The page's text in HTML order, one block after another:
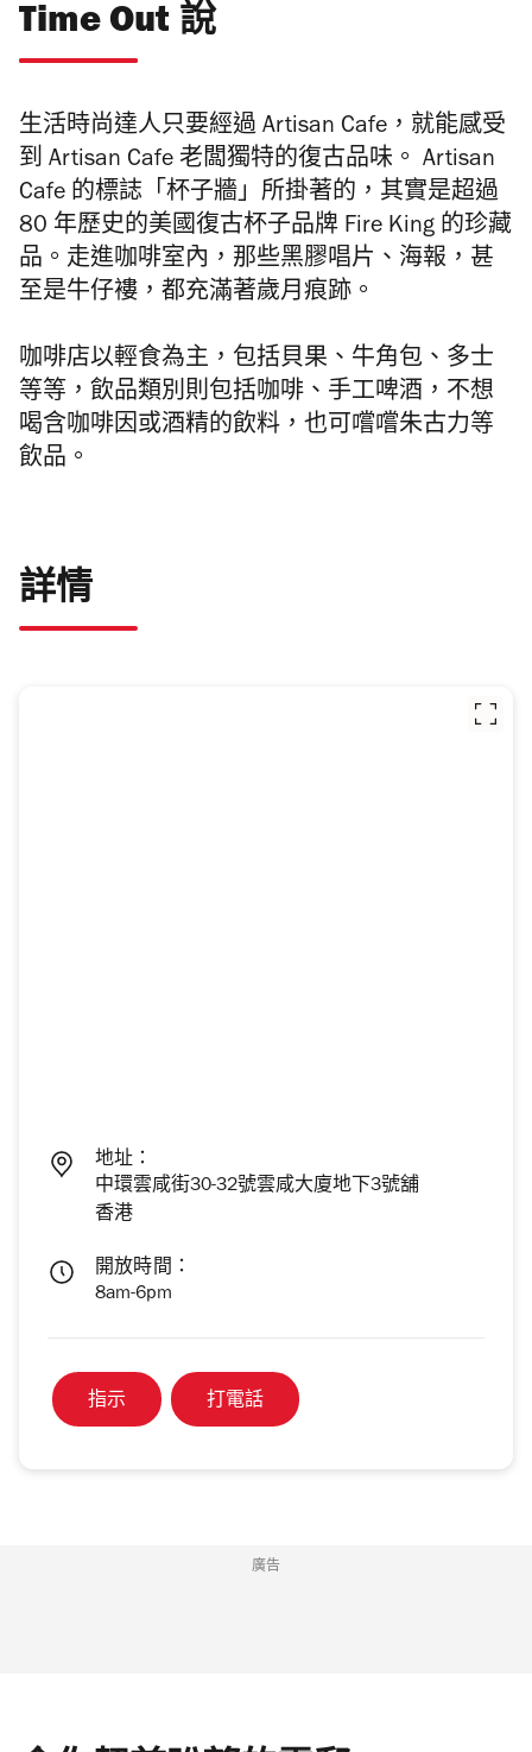
Time Out 說
生活時尚達人只要經過 Artisan Cafe，就能感受
到 Artisan Cafe 老闆獨特的復古品味。 Artisan
Cafe 的標誌「杯子牆」所掛著的，其實是超過
80 年歷史的美國復古杯子品牌 Fire King 的珍藏
品。走進咖啡室內，那些黑膠唱片、海報，甚
至是牛仔褸，都充滿著歲月痕跡。
咖啡店以輕食為主，包括貝果、牛角包、多士
等等，飲品類別則包括咖啡、手工啤酒，不想
喝含咖啡因或酒精的飲料，也可嚐嚐朱古力等
飲品。
詳情
地址：
中環雲咸街30-32號雲咸大廈地下3號舖
香港
開放時間：
8am-6pm
指示 打電話
廣告